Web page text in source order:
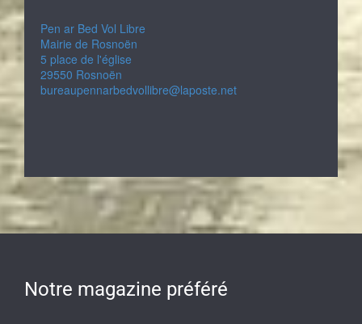
Pen ar Bed Vol Libre
Mairie de Rosnoën
5 place de l'église
29550 Rosnoën
bureaupennarbedvollibre@laposte.net
Notre magazine préféré